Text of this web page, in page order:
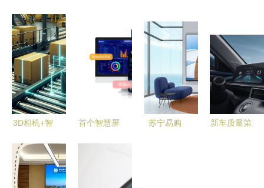
智能屏X9
Pro全方位
评测》
——识加科
技智慧屏引
领未来
以黑科技赋
能企业智慧
识加科技焕
新体验
图赏 登界
科技的前沿
之旅
3D相机+智
科技如何重
塑智能交互
首个智慧屏
苏宁易购
新车质量第